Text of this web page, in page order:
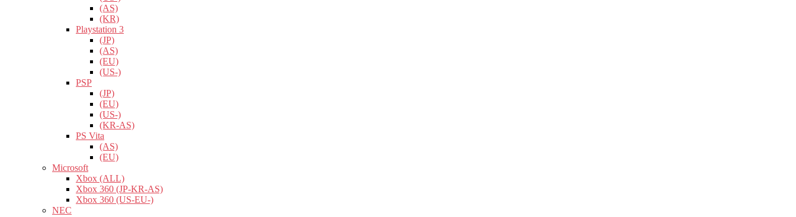
(AS)
(KR)
Playstation 3
(JP)
(AS)
(EU)
(US-)
PSP
(JP)
(EU)
(US-)
(KR-AS)
PS Vita
(AS)
(EU)
Microsoft
Xbox (ALL)
Xbox 360 (JP-KR-AS)
Xbox 360 (US-EU-)
NEC